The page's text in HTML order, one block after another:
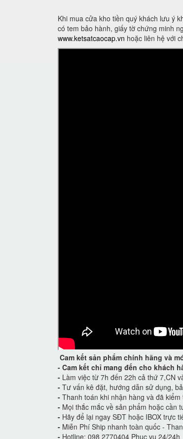
Khi mua cửa kho tiền quý khách lưu ý
có tem bảo hành, giấy tờ chứng minh
www.ketsatcaocap.vn hoặc liên hệ với
Cam kết sản phẩm chính hãng và
- Cam kết chỉ mang đến cho khách
- Làm việc từ 7h đến 22h cả thứ 7,CN
- Tư vấn kê đặt, hướng dẫn sử dụng,
- Thanh toán khi nhận hàng và đã
- Mọi thắc mắc về sản phẩm hoặc cần
- Hãy để lại ngay SĐT hoặc IBOX trực
- Miễn Phí Ship nhanh toàn quốc -
- Hotline: 098 2770404 Phục vụ 24/24h